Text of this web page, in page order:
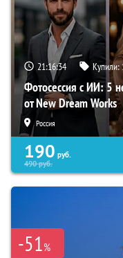
21:16:33 Купили:
Фотосессия с ИИ: 5
от New Dream Works
Россия
190 руб.
490руб.
-51%